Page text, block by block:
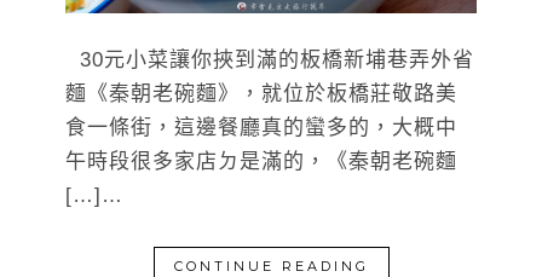
30元小菜讓你挾到滿的板橋新埔巷弄外省
麵《秦朝老碗麵》，就位於板橋莊敬路美
食一條街，這邊餐廳真的蠻多的，大概中
午時段很多家店ㄉ是滿的，《秦朝老碗麵
[…]…
CONTINUE READING